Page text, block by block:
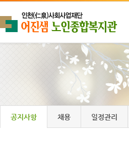
공지사항 채용 일정관리